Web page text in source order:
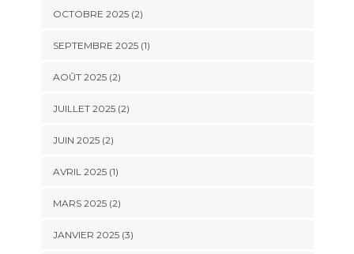
OCTOBRE 2025(2)
SEPTEMBRE 2025(1)
AOÛT 2025(2)
JUILLET 2025(2)
JUIN 2025(2)
AVRIL 2025(1)
MARS 2025(2)
JANVIER 2025(3)